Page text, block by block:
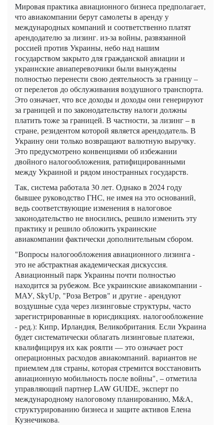
Мировая практика авиационного бизнеса предполагает,
что авиакомпании берут самолеты в аренду у
международных компаний и соответственно платят
арендодателю за лизинг. из-за войны, развязанной
россией против Украины, небо над нашим
государством закрыто для гражданской авиации и
украинские авиаперевозчики были вынуждены
полностью перенести свою деятельность за границу –
от перелетов до обслуживания воздушного транспорта.
Это означает, что все доходы и доходы они генерируют
за границей и по законодательству налоги должны
платить тоже за границей. В частности, за лизинг – в
стране, резидентом которой является арендодатель. В
Украину они только возвращают валютную выручку.
Это предусмотрено конвенциями об избежании
двойного налогообложения, ратифицированными
между Украиной и рядом иностранных государств.
Так, система работала 30 лет. Однако в 2024 году
бывшее руководство ГНС, не имея на это оснований,
ведь соответствующие изменения в налоговое
законодательство не вносились, решило изменить эту
практику и решило обложить украинские
авиакомпании фактически дополнительным сбором.
"Вопросы налогообложения авиационного лизинга -
это не абстрактная академическая дискуссия.
Авиационный парк Украины почти полностью
находится за рубежом. Все украинские авиакомпании -
МАУ, SkyUp, "Роза Ветров" и другие - арендуют
воздушные суда через лизинговые структуры, часто
зарегистрированные в юрисдикциях. налогообложение
- ред.): Кипр, Ирландия, Великобритания. Если Украина
будет систематически облагать лизинговые платежи,
квалифицируя их как роялти — это означает рост
операционных расходов авиакомпаний. вариантов не
приемлем для страны, которая стремится восстановить
авиационную мобильность после войны", – отметила
управляющий партнер LAW GUIDE, эксперт по
международному налоговому планированию, M&A,
структурированию бизнеса и защите активов Елена
Кузнечикова.